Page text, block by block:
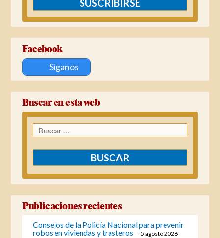
SUSCRIBIRSE
Facebook
Síganos
Buscar en esta web
Buscar:
Publicaciones recientes
Consejos de la Policía Nacional para prevenir
robos en viviendas y trasteros
5 agosto 2026